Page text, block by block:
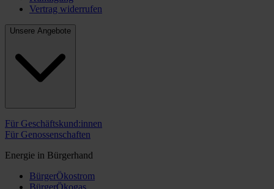
Vertrag widerrufen
Unsere Angebote
Für Geschäftskund:innen
Für Genossenschaften
Energie in Bürgerhand
BürgerÖkostrom
BürgerÖkogas